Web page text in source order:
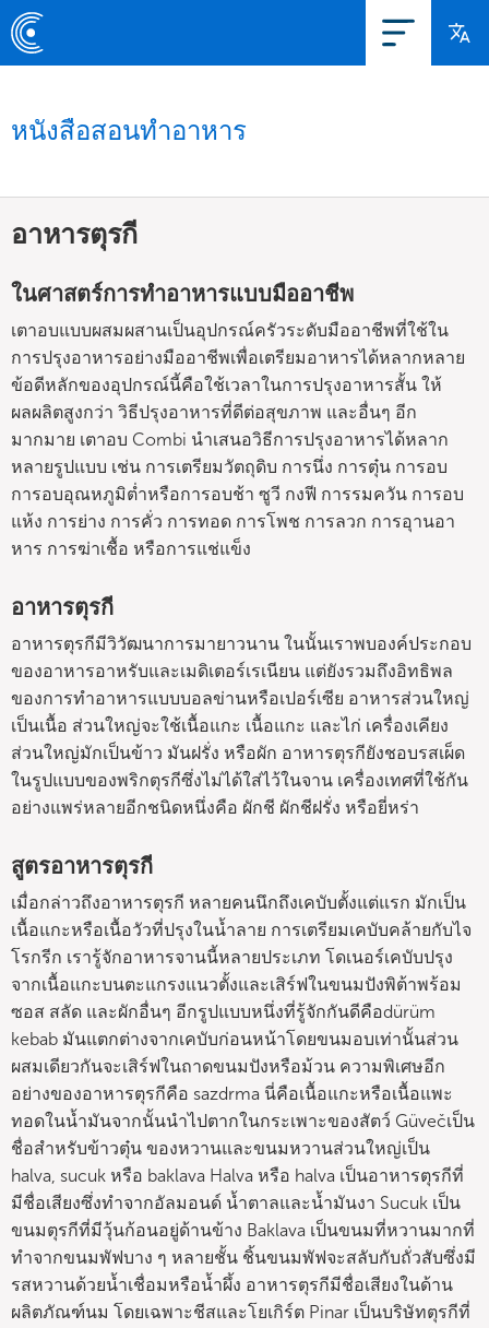
หนังสือสอนทำอาหาร
อาหารตุรกี
ในศาสตร์การทำอาหารแบบมืออาชีพ
เตาอบแบบผสมผสานเป็นอุปกรณ์ครัวระดับมืออาชีพที่ใช้ใน
การปรุงอาหารอย่างมืออาชีพเพื่อเตรียมอาหารได้หลากหลาย
ข้อดีหลักของอุปกรณ์นี้คือใช้เวลาในการปรุงอาหารสั้น ให้
ผลผลิตสูงกว่า วิธีปรุงอาหารที่ดีต่อสุขภาพ และอื่นๆ อีก
มากมาย เตาอบ Combi นำเสนอวิธีการปรุงอาหารได้หลาก
หลายรูปแบบ เช่น การเตรียมวัตถุดิบ การนึ่ง การตุ๋น การอบ
การอบอุณหภูมิต่ำหรือการอบช้า ซูวี กงฟี การรมควัน การอบ
แห้ง การย่าง การคั่ว การทอด การโพช การลวก การอุานอา
หาร การฆ่าเชื้อ หรือการแช่แข็ง
อาหารตุรกี
อาหารตุรกีมีวิวัฒนาการมายาวนาน ในนั้นเราพบองค์ประกอบ
ของอาหารอาหรับและเมดิเตอร์เรเนียน แต่ยังรวมถึงอิทธิพล
ของการทำอาหารแบบบอลข่านหรือเปอร์เซีย อาหารส่วนใหญ่
เป็นเนื้อ ส่วนใหญ่จะใช้เนื้อแกะ เนื้อแกะ และไก่ เครื่องเคียง
ส่วนใหญ่มักเป็นข้าว มันฝรั่ง หรือผัก อาหารตุรกียังชอบรสเผ็ด
ในรูปแบบของพริกตุรกีซึ่งไม่ได้ใส่ไว้ในจาน เครื่องเทศที่ใช้กัน
อย่างแพร่หลายอีกชนิดหนึ่งคือ ผักชี ผักชีฝรั่ง หรือยี่หร่า
สูตรอาหารตุรกี
เมื่อกล่าวถึงอาหารตุรกี หลายคนนึกถึงเคบับตั้งแต่แรก มักเป็น
เนื้อแกะหรือเนื้อวัวที่ปรุงในน้ำลาย การเตรียมเคบับคล้ายกับไจ
โรกรีก เรารู้จักอาหารจานนี้หลายประเภท โดเนอร์เคบับปรุง
จากเนื้อแกะบนตะแกรงแนวตั้งและเสิร์ฟในขนมปังพิต้าพร้อม
ซอส สลัด และผักอื่นๆ อีกรูปแบบหนึ่งที่รู้จักกันดีคือdürüm
kebab มันแตกต่างจากเคบับก่อนหน้าโดยขนมอบเท่านั้นส่วน
ผสมเดียวกันจะเสิร์ฟในถาดขนมปังหรือม้วน ความพิเศษอีก
อย่างของอาหารตุรกีคือ sazdrma นี่คือเนื้อแกะหรือเนื้อแพะ
ทอดในน้ำมันจากนั้นนำไปตากในกระเพาะของสัตว์ Güvečเป็น
ชื่อสำหรับข้าวตุ๋น ของหวานและขนมหวานส่วนใหญ่เป็น
halva, sucuk หรือ baklava Halva หรือ halva เป็นอาหารตุรกีที่
มีชื่อเสียงซึ่งทำจากอัลมอนด์ น้ำตาลและน้ำมันงา Sucuk เป็น
ขนมตุรกีที่มีวุ้นก้อนอยู่ด้านข้าง Baklava เป็นขนมที่หวานมากที่
ทำจากขนมพัฟบาง ๆ หลายชั้น ชิ้นขนมพัฟจะสลับกับถั่วสับซึ่งมี
รสหวานด้วยน้ำเชื่อมหรือน้ำผึ้ง อาหารตุรกีมีชื่อเสียงในด้าน
ผลิตภัณฑ์นม โดยเฉพาะชีสและโยเกิร์ต Pinar เป็นบริษัทตุรกีที่